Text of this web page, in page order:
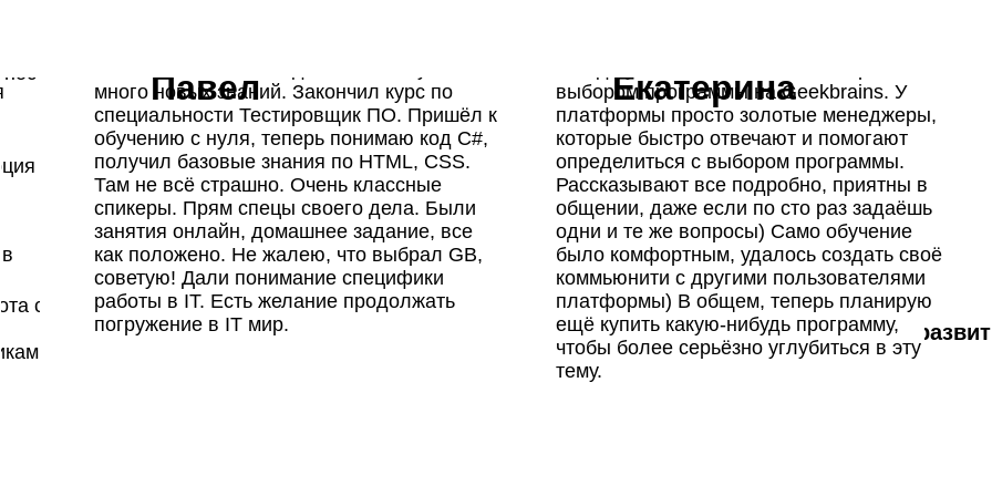
Скидка действует 0 дней 08:13:25
Оставьте заявку
-5%
Количество мест ограничено
Сможете с нуля
построить карьеру в
маркетинге
Дизайн Разработка
маркетолог
профессии:
аналитик
Директ,
Analytics)
SEO-продвижение и оптимизация сайтов
Расчет эффективности рекламы по KPI
Ведение сообществ в соцсетях, составление
контент-плана
Разработка стратегии продвижения
Запуск контекстной рекламы
Безруков
директор
Антон Ковалевский
СЕО в диджитал-
агентстве «Йеллоу
Николай Смирнов
Директор по
Active Traffic
Автоматизируйте работу и расширяйте
по всему
жизнь
128 часов теории 522 часа практики
факторы
маркетинг
и метаинформации
или клиента
со статистикой
Получить полную
программу
Детальная программа и консультация по
онлайн-курсу
Павел
много новых знаний. Закончил курс по
специальности Тестировщик ПО. Пришёл к
обучению с нуля, теперь понимаю код C#,
получил базовые знания по HTML, CSS.
Там не всё страшно. Очень классные
спикеры. Прям спецы своего дела. Были
занятия онлайн, домашнее задание, все
как положено. Не жалею, что выбрал GB,
советую! Дали понимание специфики
работы в IT. Есть желание продолжать
погружение в IT мир.
Екатерина
выбором программы на Geekbrains. У
платформы просто золотые менеджеры,
которые быстро отвечают и помогают
определиться с выбором программы.
Рассказывают все подробно, приятны в
общении, даже если по сто раз задаёшь
одни и те же вопросы) Само обучение
было комфортным, удалось создать своё
коммьюнити с другими пользователями
платформы) В общем, теперь планирую
ещё купить какую‑нибудь программу,
чтобы более серьёзно углубиться в эту
тему.